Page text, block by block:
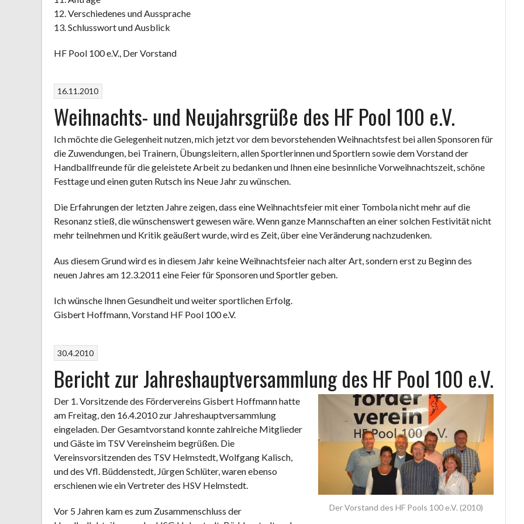
12. Verschiedenes und Aussprache
13. Schlusswort und Ausblick
HF Pool 100 e.V., Der Vorstand
16.11.2010
Weihnachts- und Neujahrsgrüße des HF Pool 100 e.V.
Ich möchte die Gelegenheit nutzen, mich jetzt vor dem bevorstehenden Weihnachtsfest bei allen Sponsoren für
die Zuwendungen, bei Trainern, Übungsleitern, allen Sportlerinnen und Sportlern sowie dem Vorstand der
Handballfreunde für die geleistete Arbeit zu bedanken und Ihnen eine besinnliche Vorweihnachtszeit, schöne
Festtage und einen guten Rutsch ins Neue Jahr zu wünschen.
Die Erfahrungen der letzten Jahre zeigen, dass eine Weihnachtsfeier mit einer Tombola nicht mehr auf die
Resonanz stieß, die wünschenswert gewesen wäre. Wenn ganze Mannschaften an einer solchen Festivität nicht
mehr teilnehmen und Kritik geäußert wurde, wird es Zeit, über eine Veränderung nachzudenken.
Aus diesem Grund wird es in diesem Jahr keine Weihnachtsfeier nach alter Art, sondern erst zu Beginn des
neuen Jahres am 12.3.2011 eine Feier für Sponsoren und Sportler geben.
Ich wünsche Ihnen Gesundheit und weiter sportlichen Erfolg.
Gisbert Hoffmann, Vorstand HF Pool 100 e.V.
30.4.2010
Bericht zur Jahreshauptversammlung des HF Pool 100 e.V.
Der Vorstand des HF Pools 100 e.V. (2010)
Der 1. Vorsitzende des Fördervereins Gisbert Hoffmann hatte
am Freitag, den 16.4.2010 zur Jahreshauptversammlung
eingeladen. Der Gesamtvorstand konnte zahlreiche Mitglieder
und Gäste im TSV Vereinsheim begrüßen. Die
Vereinsvorsitzenden des TSV Helmstedt, Wolfgang Kalisch,
und des Vfl. Büddenstedt, Jürgen Schlüter, waren ebenso
erschienen wie ein Vertreter des HSV Helmstedt.
Vor 5 Jahren kam es zum Zusammenschluss der